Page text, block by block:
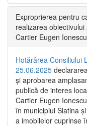
Exproprierea pentru
realizarea
Cartier Eugen
Hotărârea Consiliului
25.06.2025
și aprobarea
publică de interes
Cartier Eugen
în municipiul Slatina
a imobilelor cuprinse